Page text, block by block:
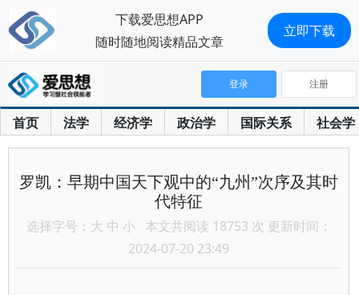
首页 法学 经济学 政治学 国际关系 社会学
登录 注册
罗凯：早期中国天下观中的“九州”次序及其时
代特征
选择字号： 大 中 小 本文共阅读 18753 次 更新时间：
2024-07-20 23:49
下载爱思想APP
随时随地阅读精品文章
立即下载